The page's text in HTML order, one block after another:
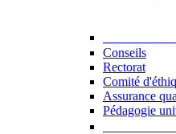
Conseils
Rectorat
Comité
Assurance
Pédagogie